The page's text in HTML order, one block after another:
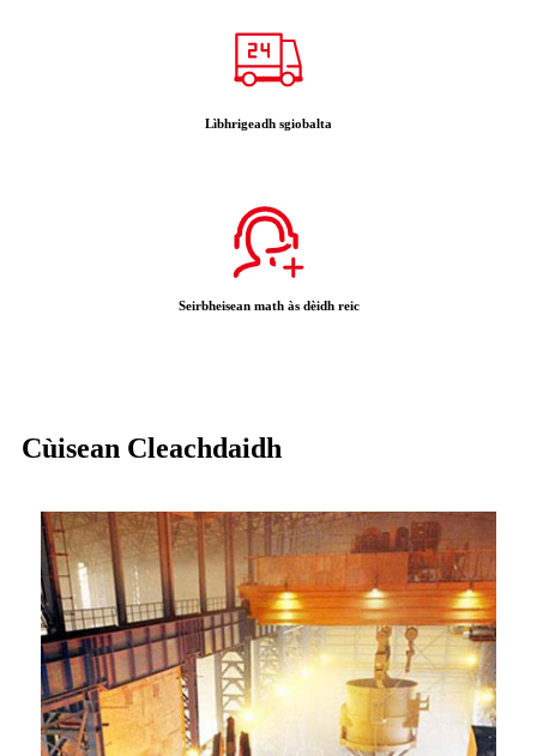
Lìbhrigeadh sgiobalta
Seirbheisean math às dèidh reic
Cùisean Cleachdaidh